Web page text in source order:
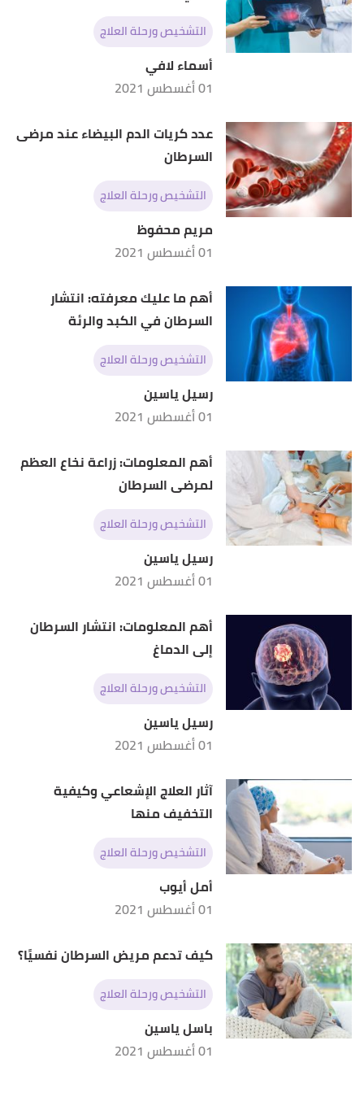
التشخيص ورحلة العلاج
أسماء لافي
01 أغسطس 2021
عدد كريات الدم البيضاء عند مرضى
السرطان
التشخيص ورحلة العلاج
مريم محفوظ
01 أغسطس 2021
أهم ما عليك معرفته: انتشار
السرطان في الكبد والرئة
التشخيص ورحلة العلاج
رسيل ياسين
01 أغسطس 2021
أهم المعلومات: زراعة نخاع العظم
لمرضى السرطان
التشخيص ورحلة العلاج
رسيل ياسين
01 أغسطس 2021
أهم المعلومات: انتشار السرطان
إلى الدماغ
التشخيص ورحلة العلاج
رسيل ياسين
01 أغسطس 2021
آثار العلاج الإشعاعي وكيفية
التخفيف منها
التشخيص ورحلة العلاج
أمل أيوب
01 أغسطس 2021
كيف تدعم مريض السرطان نفسيًا؟
التشخيص ورحلة العلاج
باسل ياسين
01 أغسطس 2021